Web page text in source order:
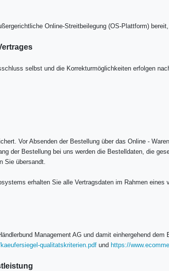
Online-Streitbeilegung (OS-Plattform)
selbst und die Korrekturmöglichkeiten erfolgen
Vor Absenden der Bestellung über das Online -
der Bestellung bei uns werden die Bestelldaten, die
Sie übersandt.
erhalten Sie alle Vertragsdaten im Rahmen
Management AG und damit einhergehend
qualitatskriterien.pdf und https://